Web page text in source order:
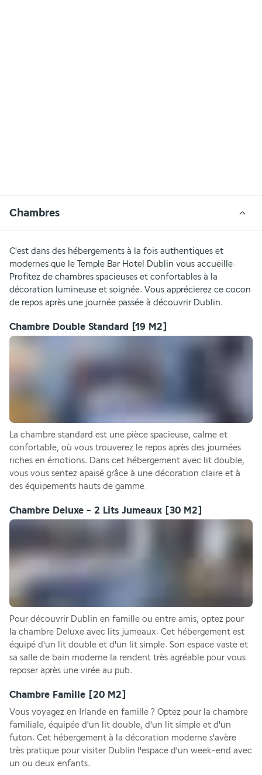
Chambres
C'est dans des hébergements à la fois authentiques et
modernes que le Temple Bar Hotel Dublin vous accueille.
Profitez de chambres spacieuses et confortables à la
décoration lumineuse et soignée. Vous apprécierez ce cocon
de repos après une journée passée à découvrir Dublin.
Chambre Double Standard [19 M2]
La chambre standard est une pièce spacieuse, calme et
confortable, où vous trouverez le repos après des journées
riches en émotions. Dans cet hébergement avec lit double,
vous vous sentez apaisé grâce à une décoration claire et à
des équipements hauts de gamme.
Chambre Deluxe - 2 Lits Jumeaux [30 M2]
Pour découvrir Dublin en famille ou entre amis, optez pour
la chambre Deluxe avec lits jumeaux. Cet hébergement est
équipé d'un lit double et d'un lit simple. Son espace vaste et
sa salle de bain moderne la rendent très agréable pour vous
reposer après une virée au pub.
Chambre Famille [20 M2]
Vous voyagez en Irlande en famille ? Optez pour la chambre
familiale, équipée d'un lit double, d'un lit simple et d'un
futon. Cet hébergement à la décoration moderne s'avère
très pratique pour visiter Dublin l'espace d'un week-end avec
un ou deux enfants.